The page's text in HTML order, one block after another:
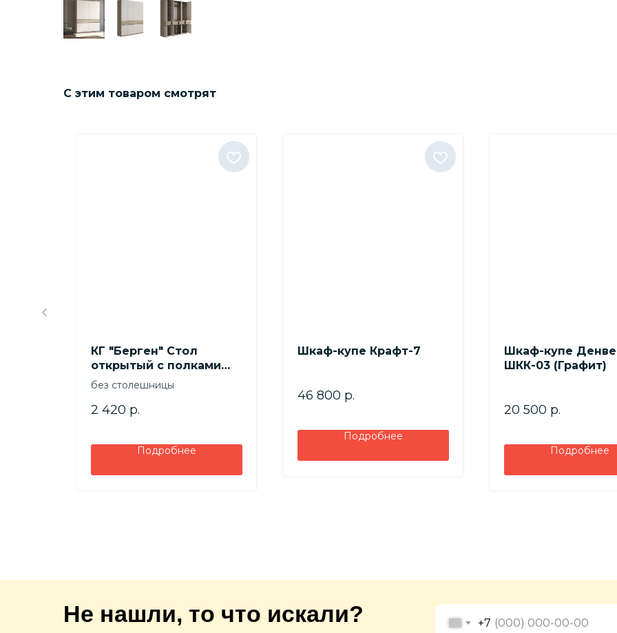
С этим товаром смотрят
КГ "Берген" Стол
открытый с полками
0,4м 4с0 серия 2
без столешницы
2 420 р.
Подробнее
Шкаф-купе Крафт-7
46 800 р.
Подробнее
Шкаф-купе
ШКК-03 (Графит)
20 500 р.
Подробнее
Не нашли, то что искали? +7